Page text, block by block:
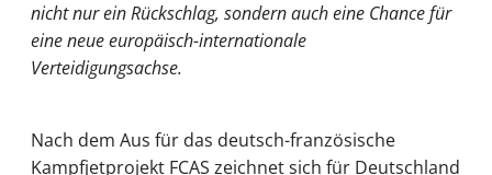
nicht nur ein Rückschlag, sondern auch eine Chance für
eine neue europäisch-internationale
Verteidigungsachse.
Nach dem Aus für das deutsch-französische
Kampfjetprojekt FCAS zeichnet sich für Deutschland